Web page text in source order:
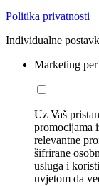
Politika privatnosti
Individualne
Marketing
Uz Vaš
promocijama
relevantne
šifrirane
usluga i
uvjetom da